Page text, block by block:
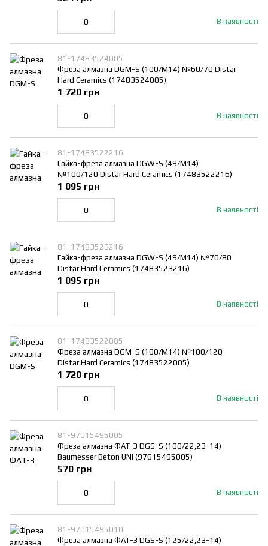
В наявності
81-17483524005
Фреза алмазна DGM-S (100/M14) №60/70 Distar
Hard Ceramics (17483524005)
В наявності
1 720 грн
81-17483522216
Гайка-фреза алмазна DGW-S (49/M14)
№100/120 Distar Hard Ceramics (17483522216)
В наявності
1 095 грн
81-17483523216
Гайка-фреза алмазна DGW-S (49/M14) №70/80
Distar Hard Ceramics (17483523216)
В наявності
1 095 грн
81-17483522005
Фреза алмазна DGM-S (100/M14) №100/120
Distar Hard Ceramics (17483522005)
В наявності
1 720 грн
81-97015495005
Фреза алмазна ФАТ-З DGS-S (100/22,23-14)
Baumesser Beton UNI (97015495005)
В наявності
570 грн
81-97015495010
Фреза алмазна ФАТ-З DGS-S (125/22,23-14)